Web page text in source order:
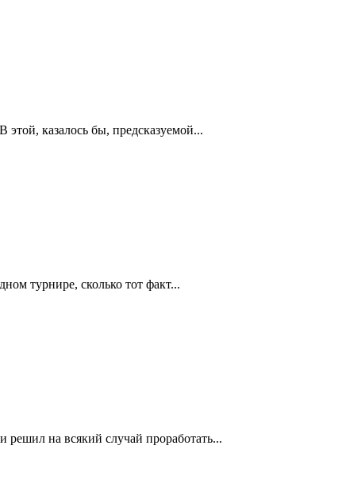
казалось бы, предсказуемой...
турнире, сколько тот факт...
решил на всякий случай проработать...